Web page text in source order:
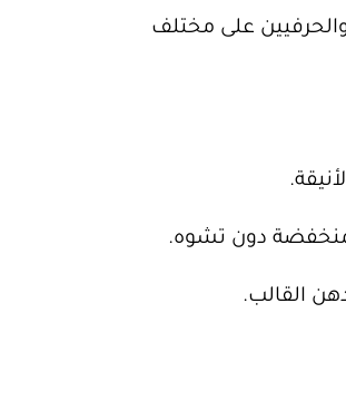
على مختلف
القالب.